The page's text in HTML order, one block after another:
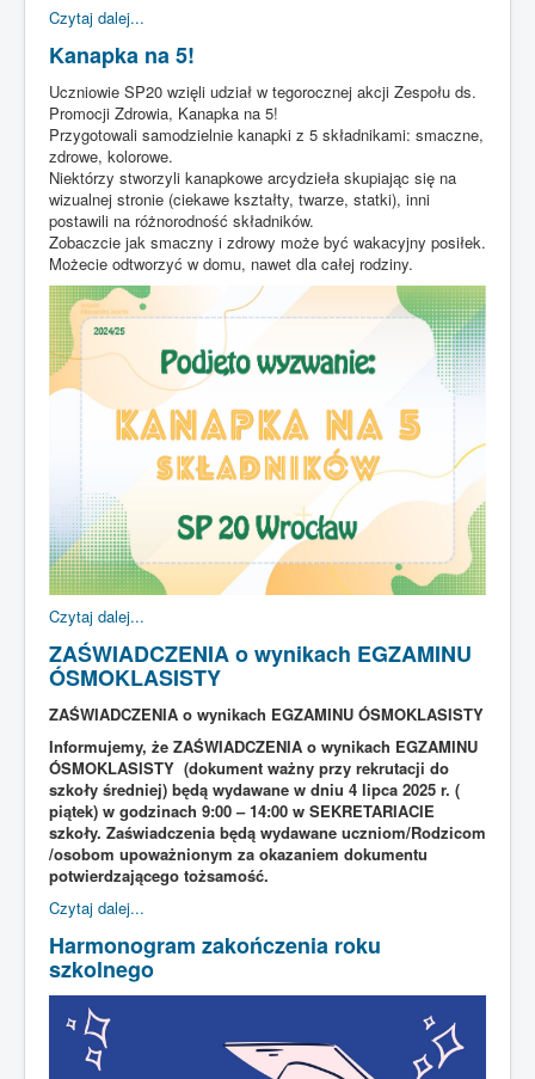
Czytaj dalej...
Kanapka na 5!
Uczniowie SP20 wzięli udział w tegorocznej akcji Zespołu ds.
Promocji Zdrowia, Kanapka na 5!
Przygotowali samodzielnie kanapki z 5 składnikami: smaczne,
zdrowe, kolorowe.
Niektórzy stworzyli kanapkowe arcydzieła skupiając się na
wizualnej stronie (ciekawe kształty, twarze, statki), inni
postawili na różnorodność składników.
Zobaczcie jak smaczny i zdrowy może być wakacyjny posiłek.
Możecie odtworzyć w domu, nawet dla całej rodziny.
Czytaj dalej...
ZAŚWIADCZENIA o wynikach EGZAMINU
ÓSMOKLASISTY
ZAŚWIADCZENIA o wynikach EGZAMINU ÓSMOKLASISTY
Informujemy, że ZAŚWIADCZENIA o wynikach EGZAMINU
ÓSMOKLASISTY (dokument ważny przy rekrutacji do
szkoły średniej) będą wydawane w dniu 4 lipca 2025 r. (
piątek) w godzinach 9:00 – 14:00 w SEKRETARIACIE
szkoły. Zaświadczenia będą wydawane uczniom/Rodzicom
/osobom upoważnionym za okazaniem dokumentu
potwierdzającego tożsamość.
Czytaj dalej...
Harmonogram zakończenia roku
szkolnego